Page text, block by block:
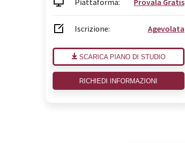
Piattaforma: Provala Gratis
Iscrizione: Agevolata
SCARICA PIANO DI STUDIO
RICHIEDI INFORMAZIONI